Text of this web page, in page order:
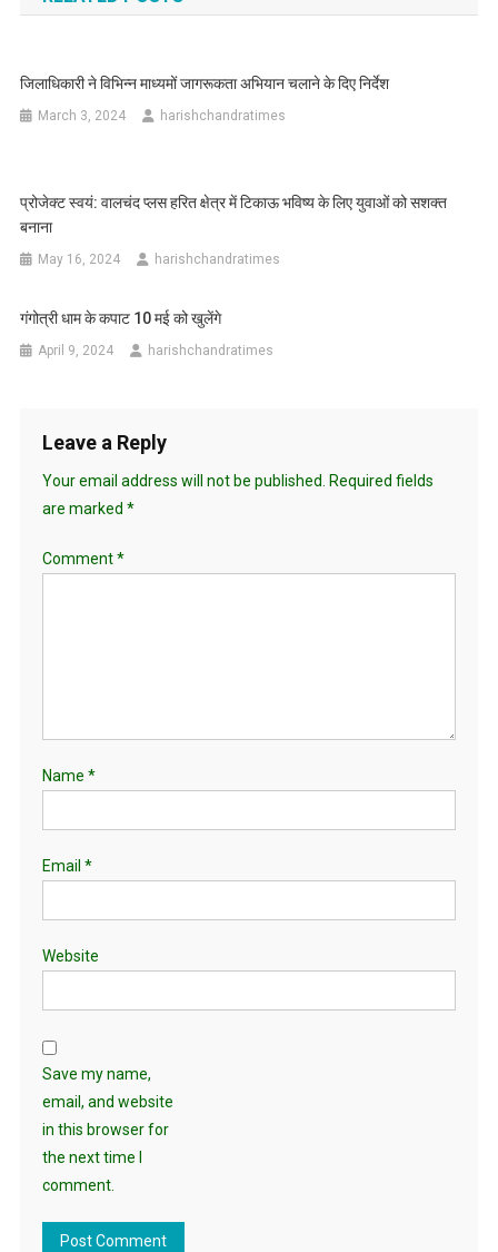
जिलाधिकारी ने विभिन्न माध्यमों जागरूकता अभियान चलाने के दिए निर्देश
March 3, 2024 harishchandratimes
प्रोजेक्ट स्वयं: वालचंद प्लस हरित क्षेत्र में टिकाऊ भविष्य के लिए युवाओं को सशक्त
बनाना
May 16, 2024 harishchandratimes
गंगोत्री धाम के कपाट 10 मई को खुलेंगे
April 9, 2024 harishchandratimes
Leave a Reply
Your email address will not be published.
Required fields
are marked *
Comment*
Name *
Email *
Website
Save my name,
email, and website
in this browser for
the next time I
comment.